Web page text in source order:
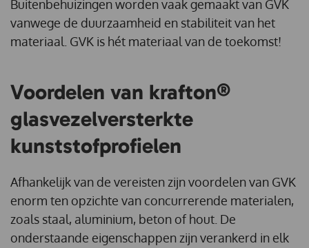
Buitenbehuizingen worden vaak gemaakt van GVK
vanwege de duurzaamheid en stabiliteit van het
materiaal. GVK is hét materiaal van de toekomst!
Voordelen van krafton®
glasvezelversterkte
kunststofprofielen
Afhankelijk van de vereisten zijn voordelen van GVK
enorm ten opzichte van concurrerende materialen,
zoals staal, aluminium, beton of hout. De
onderstaande eigenschappen zijn verankerd in elk